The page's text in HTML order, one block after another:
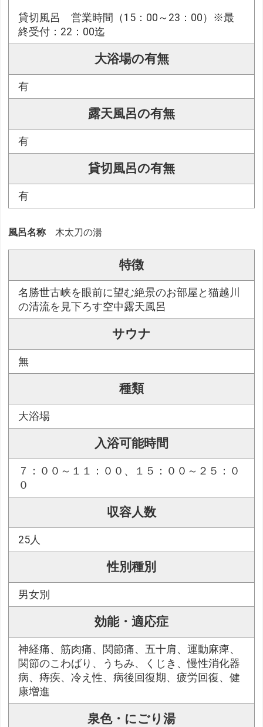
貸切風呂 営業時間（15：00～23：00）※最
終受付：22：00迄
大浴場の有無
有
露天風呂の有無
有
貸切風呂の有無
有
風呂名称 木太刀の湯
特徴
名勝世古峡を眼前に望む絶景のお部屋と猫越川
の清流を見下ろす空中露天風呂
サウナ
無
種類
大浴場
入浴可能時間
７：００～１１：００、１５：００～２５：０
０
収容人数
25人
性別種別
男女別
効能・適応症
神経痛、筋肉痛、関節痛、五十肩、運動麻痺、
関節のこわばり、うちみ、くじき、慢性消化器
病、痔疾、冷え性、病後回復期、疲労回復、健
康増進
泉色・にごり湯